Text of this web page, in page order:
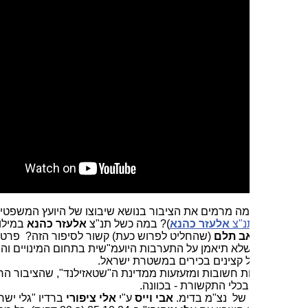
מרמים את הציבור בנושא שיבוצו של היועץ המשפטי של
אלעזר כהנא)?במה כשל תנ"צאלעזר כהנאבמילוי תפקידו?
(שהחליט לפרוש כעת) קשור לסיפור הזה? פרטי
תיאמן על התערבות היועמ"שית בתחום המינויים והשיבוצים
קצינים בכירים במשטרת ישראל.
חשובות ומזעזעות ממדינת ה"שטאזילנד", שהציבור הרחב לא
התקשורת - בכוונה.
של נצ"מ בדימ. אבי וייסע"י אלי ציפוריברדיו "גלי ישראל"